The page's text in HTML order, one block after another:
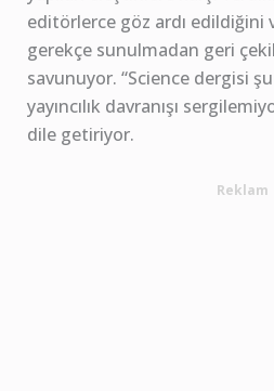
editörlerce göz ardı edildiğini
gerekçe sunulmadan geri
savunuyor. “Science dergisi
yayıncılık davranışı
dile getiriyor.
Reklam